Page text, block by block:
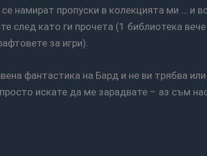
намират пропуски в колекцията ми … и
след като ги прочета (1 библиотека
за игри).
искате да ме зарадвате – аз съм